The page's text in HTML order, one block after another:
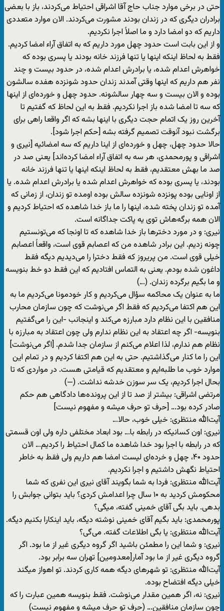
حتی در برخی موارد جناب حاج ‌آقا اشراقی احتیاط می‌کردند، باز با بعضی
برادران دیگری که در زندان بودند مشورت می‌کردند. الان موارد متعددی
داریم که دو امضا دارد و ما اصلاً اجرا نکردیم.
و از این بابت است حدود چهل مورد داریم که به اتفاق آراء امضا کردیم.
فقط به لحاظ اینکه اینها یا تنها فرزند خانه بودند یا پسری بوده که
خواهرش اعدام شده، یا برادرش اعدام شده، در حدود بیست و چند
نفر هم داریم که اینها وقتی آمدند زندان حدود شونزده هفده سالشون
بوده و الان بیست و سه چهار سالشونه. حدود چهل‌ و خورده‌ای از اینها
که سه تا امضا شده باز اجرا نکردیم. فقط به این لحاظ که گفتیم تا
آخرین روز یک اتمام حجت دیگری با اینها بشه که اگر واقعا راهی برای
برگشت نبود آنوقت تصمیم گرفته بشه [حکم اجرا شود].
حالا حدود چهل، چهل و خورده‌ای از اینا داریم که سه امضائیه [نیری و
اشراقی و پورمحمدی، هر سه به اتفاق آراء امضا کرده‌اند] یعنی صد در
صد ما بهش معتقدیم، فقط به لحاظ اینکه اینها یا تنها فرزند خانه
بودند، یا پسری بوده که خواهرش اعدام شده یا برادرش اعدام شده. یا
از اونایی بوده پونزده شونزده سالش بوده اومده تو زندان، از زمانی که
آمده تو زندان پخته شده، اینها را ما باز خدا شاهده که احتیاط کردیم و
الان همه برگه‌هاش توی یه پاکت جداگانه است.
نیری: و در مورد دخترها باز خدا شاهده که تا اونجا که می‌تونستیم
چونه زدیم. این برادر شاهده من که اعصابم قوی است، واقعاً اعصابم
خیلی قوی است. من پریروز که فقط دخترا را می‌دیدیم دیگه فقط
داغون شده بودم. یعنی به التماس افتادیم که این فقط دو خط بنویسه
و ما بگیم برگرده زندان. (…)
ما به عنوان یک محاکمه سؤال می‌کردیم و کار خودمونا می‌کردیم ما به
این هم اکتفا می‌کردیم که فقط اگر می‌نوشت که چون سازمان محارب
منافقین با این نظام دارد مبارزه می‌کند و اینجانب -این را می‌گفتیم
بنویسه- اگر چه اعتقاد به این نظام ندارم ولی چون اعتقاد به مبارزه با
نظام هم ندارم، لذا اعلام می‌کنم از سازمان جدا شدم. [اگر می‌نوشت]
این را ما کنار می‌گذاشتیم. حتی به این هم اکتفا کردیم و در تمام این
موارد خوب ما طلبه‌ایم و معتقدیم که قیامتی هست. در مواردی که تا
بحال اجرا کردیم، یک سر سوزن خدشه نداشت. (—)
مرتضی اشراقی: بیشتر از صد تا از این پرونده‌ها دادگاهی هم حکم
صادر کرده بود… [حرف تو حرف میشه و مفهوم نیست]
آیت‌الله منتظری: خیلی خوب، حالا…
نیری: اون کسانیکه در رابطه با… بود ابعاد مختلفی داره ولی اون قسمتی
که در رابطه با اجرا بود خدا شاهده ما کمال احتیاط را کردیم… الان
حدود ۴۰، چهل و خرده‌ای لیست امضا هم داریم ولی فقط به خاطر
احتیاط نگهش داشتیم و اجرا نکردیم.
آیت‌الله منتظری: فردا به شما بگویند آقای نیری این نفری که شما
محکومش کردید به ۱۰ سال چرا اعدامش کردی؟ باید بتوانی جوابش را
بدهی. باید بگی آقای خمینی گفته، میگی؟
پورمحمدی: باید بگیم آقای خمینی نوشته دیگه، باید اینکارا بکنیم دیگه.
آیت‌الله منتظری: یا بگی اطلاعات گفته. می‌گی؟
نیری: و شما این را مطمئن باشید اگر گروه دیگری غیر از ما بود. اگر
گروه دیگری غیر از ما بود آمار[معدومین] تهران سه برابر بود.
آیت‌الله منتظری: تو شهرهای دیگه همه کاری کردند. تو اهواز میگند
خیلی دیگه افتضاح بوده.
نیری: نه، اگر همین مقدار می‌نوشت. فقط بنویسه همین عبارت را که
چون سازمان منافقین… (حرف تو حرف میشه و مفهوم نیست)